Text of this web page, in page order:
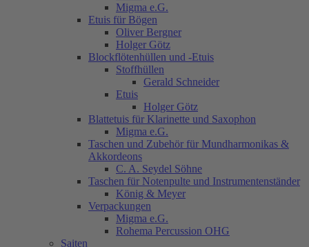
Migma e.G.
Etuis für Bögen
Oliver Bergner
Holger Götz
Blockflötenhüllen und -Etuis
Stoffhüllen
Gerald Schneider
Etuis
Holger Götz
Blattetuis für Klarinette und Saxophon
Migma e.G.
Taschen und Zubehör für Mundharmonikas &
Akkordeons
C. A. Seydel Söhne
Taschen für Notenpulte und Instrumentenständer
König & Meyer
Verpackungen
Migma e.G.
Rohema Percussion OHG
Saiten